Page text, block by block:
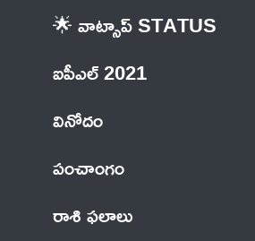
🌟 వాట్సాప్ STATUS
ఐపీఎల్ 2021
వినోదం
పంచాంగం
రాశి ఫలాలు